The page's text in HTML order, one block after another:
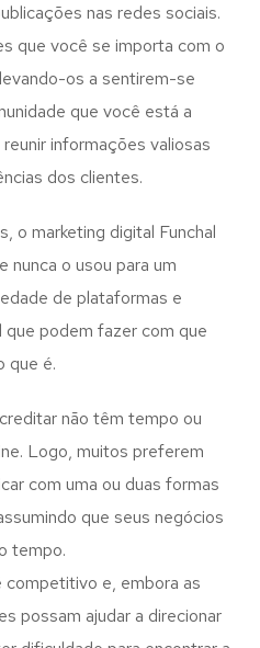
nas redes sociais.
que você se importa com o
os a sentirem-se
que você está a
informações valiosas
dos clientes.
o marketing digital Funchal
nunca o usou para um
de plataformas e
podem fazer com que
que é.
não têm tempo ou
Logo, muitos preferem
com uma ou duas formas
que seus negócios
tempo.
e, embora as
possam ajudar a direcionar